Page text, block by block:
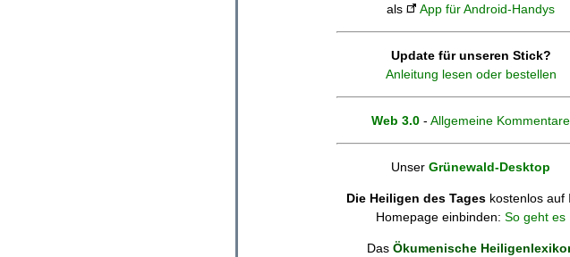
als
App für Android-Handys
Update für unseren Stick?
Anleitung lesen oder bestellen
Web 3.0 - Allgemeine Kommentare
Unser Grünewald-Desktop
Die Heiligen des Tages kostenlos auf
Homepage einbinden: So geht es
Das Ökumenische